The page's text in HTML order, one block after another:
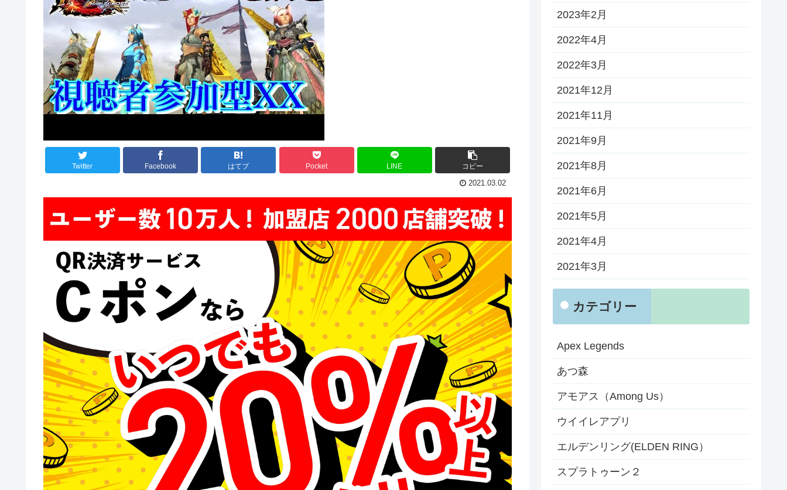
Twitter Facebook はてブ Pocket LINE コピー
2021.03.02
2023年2月
2022年4月
2022年3月
2021年12月
2021年11月
2021年9月
2021年8月
2021年6月
2021年5月
2021年4月
2021年3月
カテゴリー
Apex Legends
あつ森
アモアス（Among Us）
ウイイレアプリ
エルデンリング(ELDEN RING）
スプラトゥーン２